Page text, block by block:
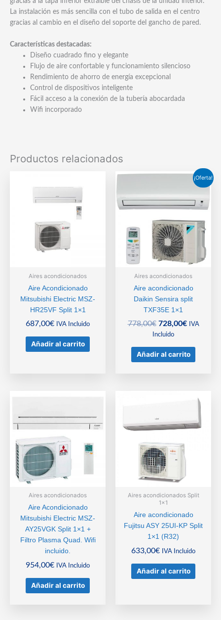
La instalación es más sencilla con el tubo de salida en el centro
gracias al cambio en el diseño del soporte del gancho de pared.
Características destacadas:
Diseño cuadrado fino y elegante
Flujo de aire confortable y funcionamiento silencioso
Rendimiento de ahorro de energía excepcional
Control de dispositivos inteligente
Fácil acceso a la conexión de la tubería abocardada
Wifi incorporado
Productos relacionados
Aires acondicionados
Aire Acondicionado
Mitsubishi Electric MSZ-
HR25VF Split 1×1
687,00€ IVA Incluido
Añadir al carrito
¡Oferta!
Aires acondicionados
Aire acondicionado
Daikin Sensira split
TXF35E 1×1
778,00€ El
precio
era:
778,00€.
728,00€El
es:
728,00€.
IVA
Incluido
Añadir al carrito
Aires acondicionados
Aire Acondicionado
Mitsubishi Electric MSZ-
AY25VGK Split 1×1 +
Filtro Plasma Quad. Wifi
incluido.
954,00€ IVA Incluido
Añadir al carrito
Aires acondicionados Split
1x1
Aire acondicionado
Fujitsu ASY 25UI-KP Split
1×1 (R32)
633,00€ IVA Incluido
Añadir al carrito